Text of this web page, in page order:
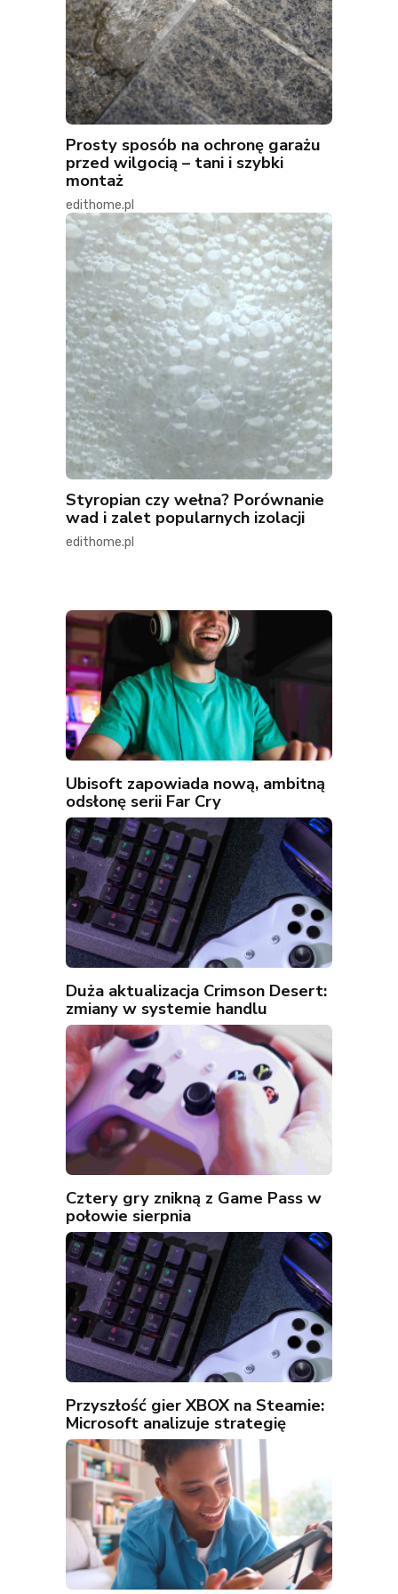
Prosty sposób na ochronę garażu
przed wilgocią – tani i szybki
montaż
edithome.pl
Styropian czy wełna? Porównanie
wad i zalet popularnych izolacji
edithome.pl
Ubisoft zapowiada nową, ambitną
odsłonę serii Far Cry
Duża aktualizacja Crimson Desert:
zmiany w systemie handlu
Cztery gry znikną z Game Pass w
połowie sierpnia
Przyszłość gier XBOX na Steamie:
Microsoft analizuje strategię